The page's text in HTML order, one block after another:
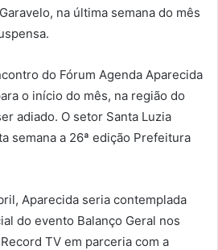
na última semana do mês
do Fórum Agenda Aparecida
o início do mês, na região do
adiado. O setor Santa Luzia
semana a 26ª edição Prefeitura
Aparecida seria contemplada
do evento Balanço Geral nos
TV em parceria com a